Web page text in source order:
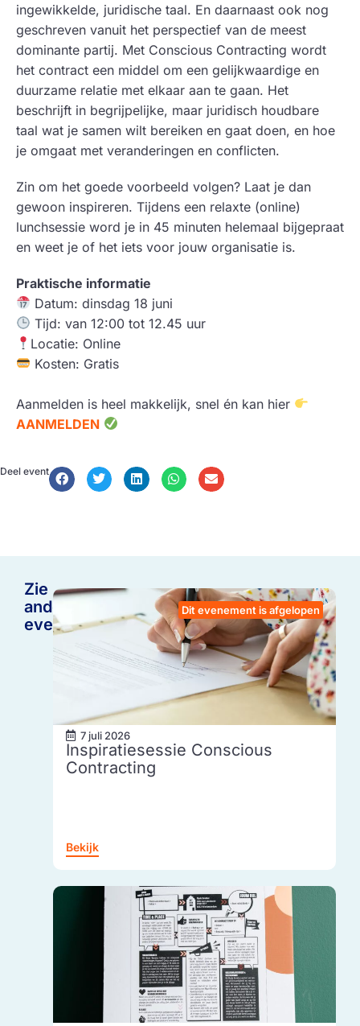
ingewikkelde, juridische taal. En daarnaast ook nog
geschreven vanuit het perspectief van de meest
dominante partij. Met Conscious Contracting wordt
het contract een middel om een gelijkwaardige en
duurzame relatie met elkaar aan te gaan. Het
beschrijft in begrijpelijke, maar juridisch houdbare
taal wat je samen wilt bereiken en gaat doen, en hoe
je omgaat met veranderingen en conflicten.
Zin om het goede voorbeeld volgen? Laat je dan
gewoon inspireren. Tijdens een relaxte (online)
lunchsessie word je in 45 minuten helemaal bijgepraat
en weet je of het iets voor jouw organisatie is.
Praktische informatie
Datum: dinsdag 18 juni
Tijd: van 12:00 tot 12.45 uur
Locatie: Online
Kosten: Gratis
Aanmelden is heel makkelijk, snel én kan hier
AANMELDEN
Deel event
Zie
andere
events
Dit evenement is afgelopen
7 juli 2026
Inspiratiesessie Conscious
Contracting
Bekijk